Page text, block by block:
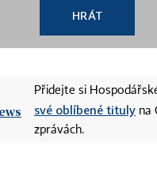
HRÁT
Přidejte si
své oblíbené tituly na
zprávách.